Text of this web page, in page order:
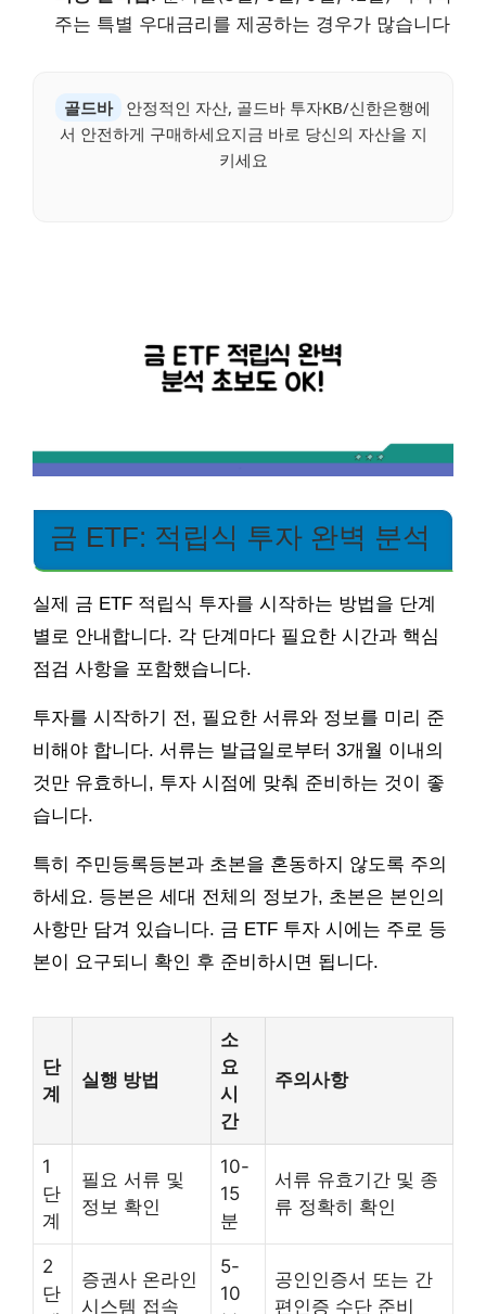
주는 특별 우대금리를 제공하는 경우가 많습니다
골드바
안정적인 자산, 골드바 투자KB/신한은행에
서 안전하게 구매하세요지금 바로 당신의 자산을 지
키세요
금 ETF: 적립식 투자 완벽 분석
실제 금 ETF 적립식 투자를 시작하는 방법을 단계
별로 안내합니다. 각 단계마다 필요한 시간과 핵심
점검 사항을 포함했습니다.
투자를 시작하기 전, 필요한 서류와 정보를 미리 준
비해야 합니다. 서류는 발급일로부터 3개월 이내의
것만 유효하니, 투자 시점에 맞춰 준비하는 것이 좋
습니다.
특히 주민등록등본과 초본을 혼동하지 않도록 주의
하세요. 등본은 세대 전체의 정보가, 초본은 본인의
사항만 담겨 있습니다. 금 ETF 투자 시에는 주로 등
본이 요구되니 확인 후 준비하시면 됩니다.
단
계
실행 방법
소
요
시
간
주의사항
1
단
계
필요 서류 및
정보 확인
10-
15
분
서류 유효기간 및 종
류 정확히 확인
2
단
증권사 온라인
시스템 접속
5-
10
공인인증서 또는 간
편인증 수단 준비